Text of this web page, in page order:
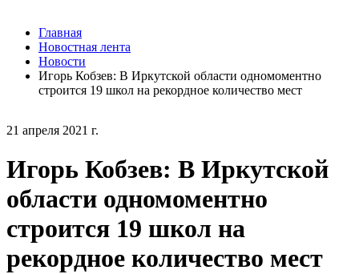
21 апреля 2021 г.
Игорь Кобзев: В Иркутской
области одномоментно
строится 19 школ на
рекордное количество мест
Главная
Новостная лента
Новости
Игорь Кобзев: В Иркутской области одномоментно
строится 19 школ на рекордное количество мест